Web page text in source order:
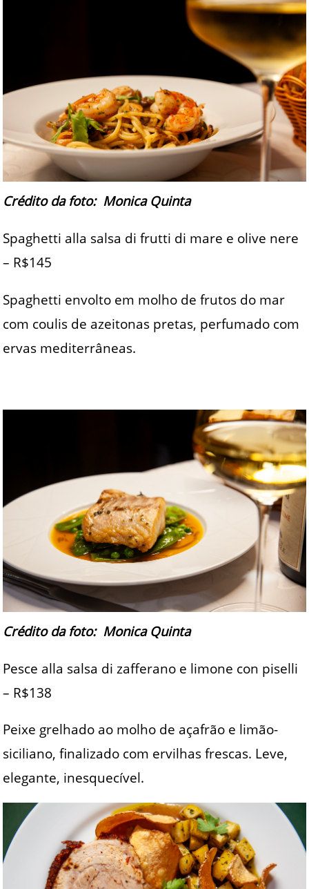
Crédito da foto: Monica Quinta
Spaghetti alla salsa di frutti di mare e olive nere
– R$145
Spaghetti envolto em molho de frutos do mar
com coulis de azeitonas pretas, perfumado com
ervas mediterrâneas.
Crédito da foto: Monica Quinta
Pesce alla salsa di zafferano e limone con piselli
– R$138
Peixe grelhado ao molho de açafrão e limão-
siciliano, finalizado com ervilhas frescas. Leve,
elegante, inesquecível.